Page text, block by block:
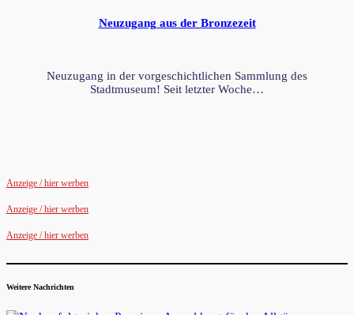
Neuzugang aus der Bronzezeit
Neuzugang in der vorgeschichtlichen Sammlung des
Stadtmuseum! Seit letzter Woche…
Anzeige / hier werben
Anzeige / hier werben
Anzeige / hier werben
Weitere Nachrichten